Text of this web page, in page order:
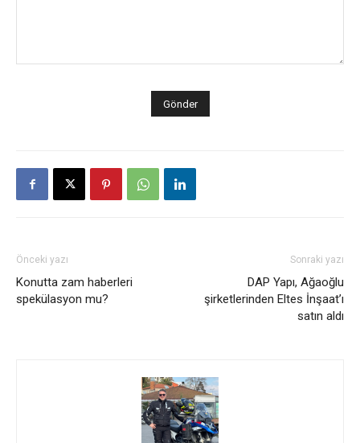
Önceki yazı
Konutta zam haberleri
spekülasyon mu?
Sonraki yazı
DAP Yapı, Ağaoğlu
şirketlerinden Eltes İnşaat’ı
satın aldı